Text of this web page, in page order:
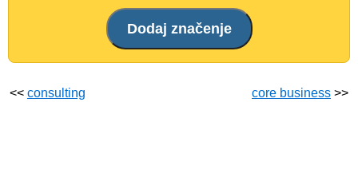
<< consulting core business >>